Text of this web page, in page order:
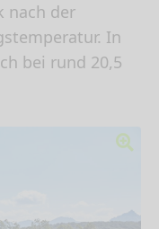
nach der
In
bei rund 20,5